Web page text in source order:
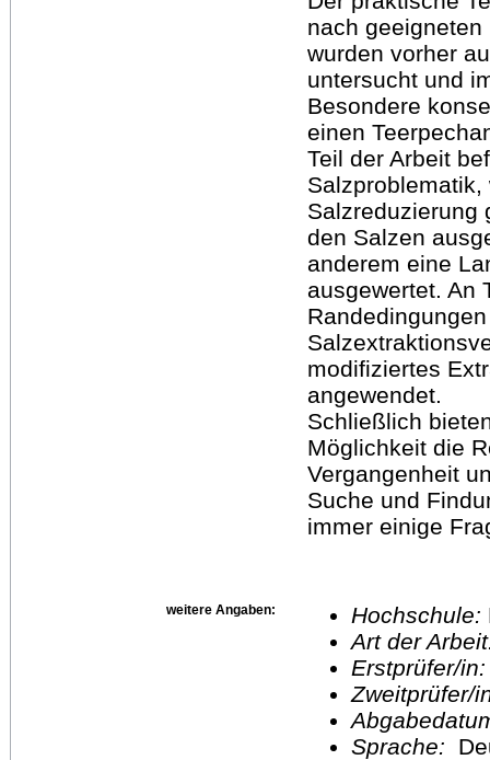
nach
wurden vorher
untersucht und
Besondere
einen
Teil der Arbeit
Salzreduzierung
den Salzen
anderem eine
ausgewertet. An
modifiziertes
angewendet.
Schließlich
Möglichkeit die
Vergangenheit
Suche und
immer einige
weitere Angaben: Hochschule:
Art der
Erstprüfer/
Sprache: